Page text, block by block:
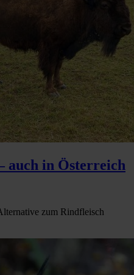
auch in Österreich
zum Rindfleisch